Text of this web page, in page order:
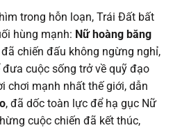
12/04/2026
12/04/2026
27/12/2025
27/12/2025
trong hỗn loạn, Trái Đất bất
hùng mạnh: Nữ hoàng băng
chiến đấu không ngừng nghỉ,
cuộc sống trở về quỹ đạo
chơi mạnh nhất thế giới, dẫn
, đã dốc toàn lực để hạ gục Nữ
cuộc chiến đã kết thúc,